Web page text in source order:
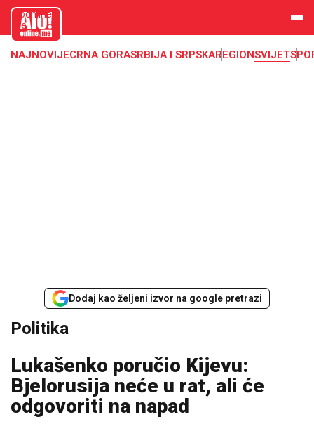
aloonline.
me
NAJNOVIJECRNA GORASRBIJA I SRPSKAREGIONSVIJET
Dodaj kao željeni izvor na google pretrazi
Politika
Lukašenko poručio Kijevu:
Bjelorusija neće u rat, ali će
odgovoriti na napad